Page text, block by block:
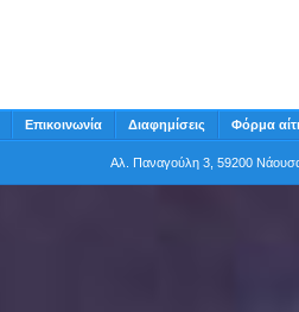
Επικοινωνία Διαφημίσεις Φόρμα
Αλ. Παναγούλη 3, 59200